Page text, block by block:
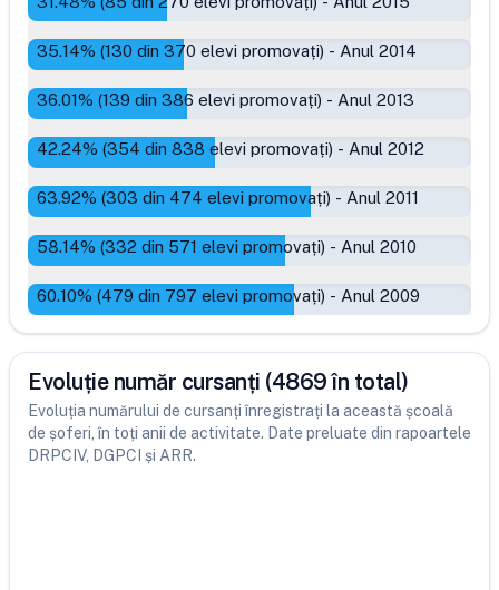
35.14% (130 din 370 elevi promovați) - Anul 2014
36.01% (139 din 386 elevi promovați) - Anul 2013
42.24% (354 din 838 elevi promovați) - Anul 2012
63.92% (303 din 474 elevi promovați) - Anul 2011
58.14% (332 din 571 elevi promovați) - Anul 2010
60.10% (479 din 797 elevi promovați) - Anul 2009
Evoluție număr cursanți (4869 în total)
Evoluția numărului de cursanți înregistrați la această școală
de șoferi, în toți anii de activitate. Date preluate din rapoartele
DRPCIV, DGPCI și ARR.